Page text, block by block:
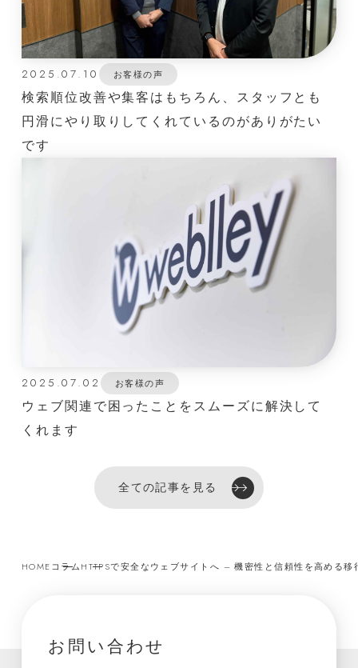
2025.07.10 お客様の声
検索順位改善や集客はもちろん、スタッフとも
円滑にやり取りしてくれているのがありがたい
です
2025.07.02 お客様の声
ウェブ関連で困ったことをスムーズに解決して
くれます
全ての記事を見る
HOMEコラムHTTPSで安全なウェブサイトへ – 機密性と信頼性を高める移
お問い合わせ